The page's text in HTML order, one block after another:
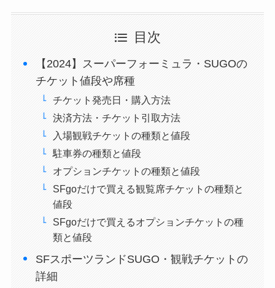
目次
【2024】スーパーフォーミュラ・SUGOの
チケット値段や席種
チケット発売日・購入方法
決済方法・チケット引取方法
入場観戦チケットの種類と値段
駐車券の種類と値段
オプションチケットの種類と値段
SFgoだけで買える観覧席チケットの種類と
値段
SFgoだけで買えるオプションチケットの種
類と値段
SFスポーツランドSUGO・観戦チケットの
詳細